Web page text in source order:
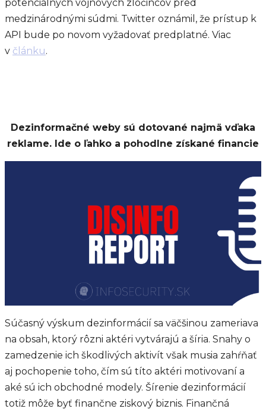
potenciálnych vojnových zločincov pred
medzinárodnými súdmi. Twitter oznámil, že prístup k
API bude po novom vyžadovať predplatné. Viac
v článku.
Dezinformačné weby sú dotované najmä vďaka
reklame. Ide o ľahko a pohodlne získané financie
Súčasný výskum dezinformácií sa väčšinou zameriava
na obsah, ktorý rôzni aktéri vytvárajú a šíria. Snahy o
zamedzenie ich škodlivých aktivít však musia zahŕňať
aj pochopenie toho, čím sú títo aktéri motivovaní a
aké sú ich obchodné modely. Šírenie dezinformácií
totiž môže byť finančne ziskový biznis. Finančná